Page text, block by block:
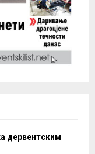
дервентским